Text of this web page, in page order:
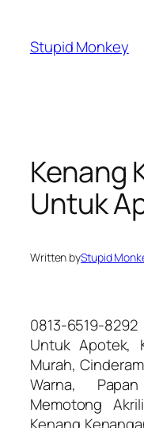
content
Stupid Monkey
Kenang
Untuk
Written byStupid
0813-6519-
Untuk Apotek,
Murah,
Warna,
Memotong